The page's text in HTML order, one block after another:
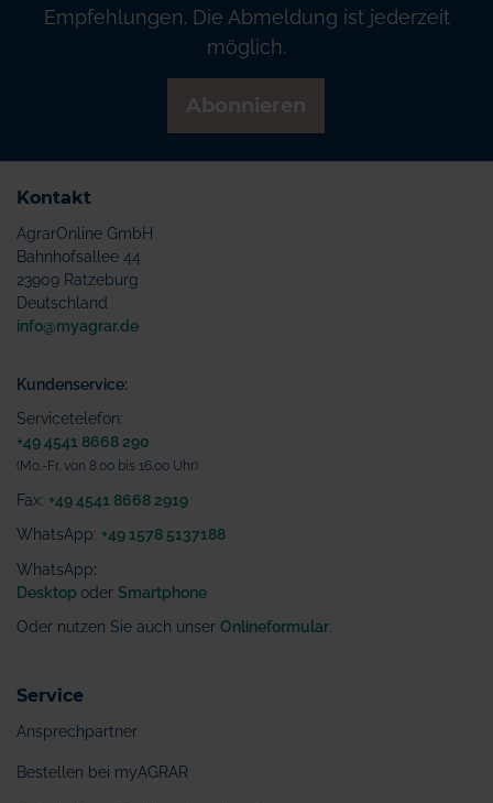
Empfehlungen. Die Abmeldung ist jederzeit
möglich.
Kontakt
AgrarOnline GmbH
Bahnhofsallee 44
23909 Ratzeburg
Deutschland
info@myagrar.de
Kundenservice:
Servicetelefon:
+49 4541 8668 290
(Mo.-Fr. von 8.00 bis 16.00 Uhr)
Fax: +49 4541 8668 2919
WhatsApp: +49 1578 5137188
WhatsApp:
Desktop oder Smartphone
Oder nutzen Sie auch unser Onlineformular
Service
Ansprechpartner
Bestellen bei myAGRAR